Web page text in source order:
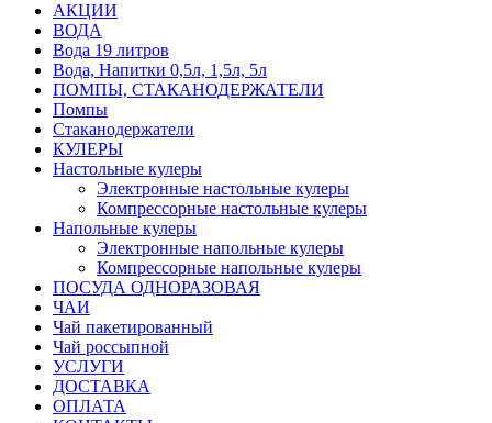
АКЦИИ
ВОДА
Вода 19 литров
Вода, Напитки 0,5л, 1,5л, 5л
ПОМПЫ, СТАКАНОДЕРЖАТЕЛИ
Помпы
Стаканодержатели
КУЛЕРЫ
Настольные кулеры
Электронные настольные кулеры
Компрессорные настольные кулеры
Напольные кулеры
Электронные напольные кулеры
Компрессорные напольные кулеры
ПОСУДА ОДНОРАЗОВАЯ
ЧАИ
Чай пакетированный
Чай россыпной
УСЛУГИ
ДОСТАВКА
ОПЛАТА